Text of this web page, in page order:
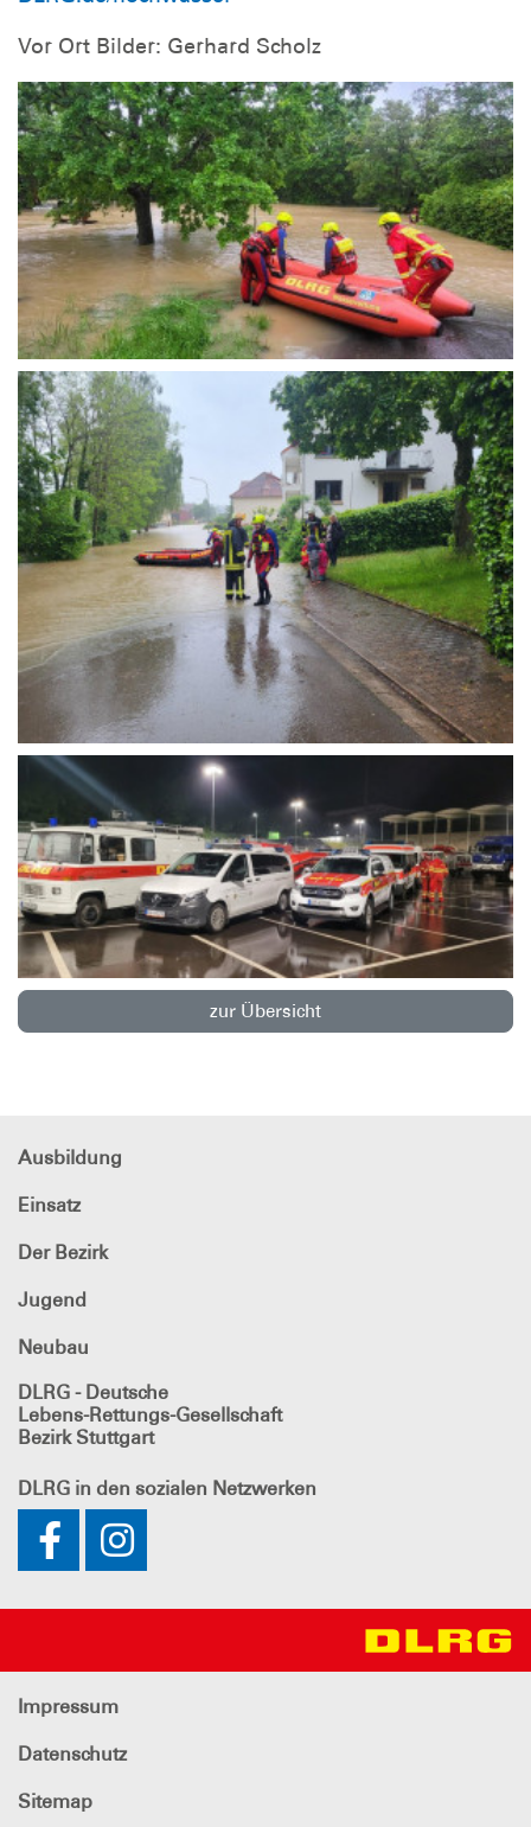
Vor Ort Bilder: Gerhard Scholz
zur Übersicht
Ausbildung
Einsatz
Der Bezirk
Jugend
Neubau
DLRG - Deutsche
Lebens-Rettungs-Gesellschaft
Bezirk Stuttgart
DLRG in den sozialen Netzwerken
Impressum
Datenschutz
Sitemap